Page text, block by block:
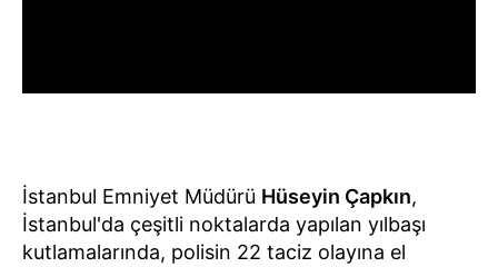
İstanbul Emniyet Müdürü Hüseyin Çapkın,
İstanbul'da çeşitli noktalarda yapılan yılbaşı
kutlamalarında, polisin 22 taciz olayına el